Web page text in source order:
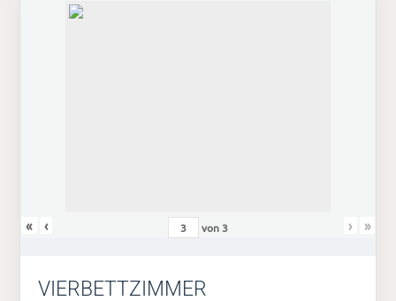
« ‹ von3 › »
VIERBETTZIMMER